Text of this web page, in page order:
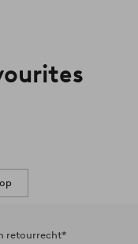
retourrecht*